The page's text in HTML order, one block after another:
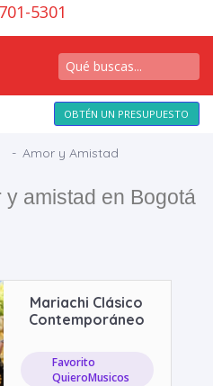
5301
OBTÉN UN PRESUPUESTO
Amor y Amistad
amistad en Bogotá
Mariachi Clásico
Contemporáneo
Favorito
QuieroMusicos